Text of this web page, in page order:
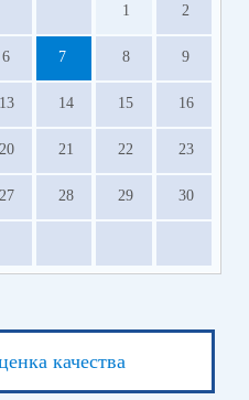
1 2
6 7 8 9
13 14 15 16
20 21 22 23
27 28 29 30
качества